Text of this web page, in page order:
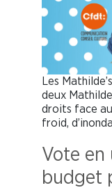
Les
deux
droits face
froid,
Vote en
budget